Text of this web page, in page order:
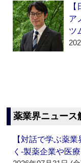
ア
ツ
薬業界ニュース
【対話で学ぶ薬
く‐製薬企業や医